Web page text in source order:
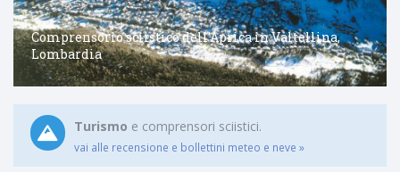
Comprensorio sciistico dell'Aprica in Valtellina,
Lombardia
Turismo e comprensori sciistici.
vai alle recensione e bollettini meteo e neve »